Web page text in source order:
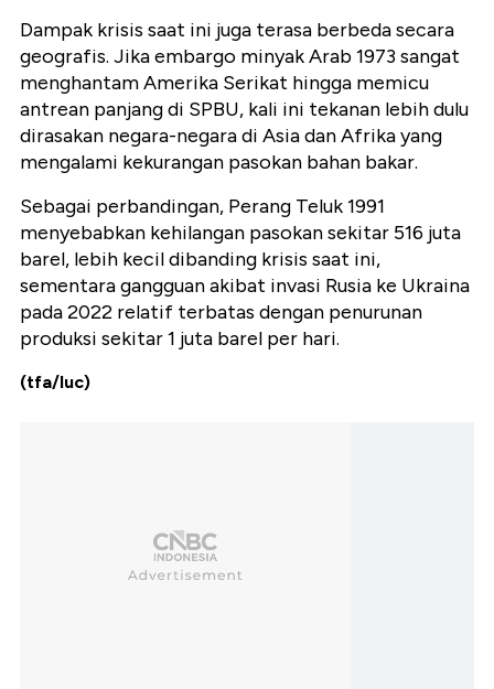
Dampak krisis saat ini juga terasa berbeda secara
geografis. Jika embargo minyak Arab 1973 sangat
menghantam Amerika Serikat hingga memicu
antrean panjang di SPBU, kali ini tekanan lebih dulu
dirasakan negara-negara di Asia dan Afrika yang
mengalami kekurangan pasokan bahan bakar.
Sebagai perbandingan, Perang Teluk 1991
menyebabkan kehilangan pasokan sekitar 516 juta
barel, lebih kecil dibanding krisis saat ini,
sementara gangguan akibat invasi Rusia ke Ukraina
pada 2022 relatif terbatas dengan penurunan
produksi sekitar 1 juta barel per hari.
(tfa/luc)